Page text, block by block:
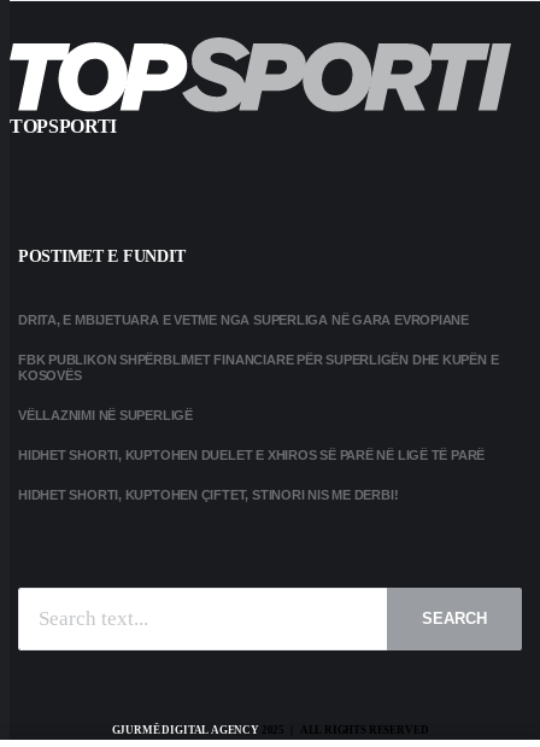
TOPSPORTI
POSTIMET E FUNDIT
DRITA, E MBIJETUARA E VETME NGA SUPERLIGA NË GARA EVROPIANE
FBK PUBLIKON SHPËRBLIMET FINANCIARE PËR SUPERLIGËN DHE KUPËN E
KOSOVËS
VËLLAZNIMI NË SUPERLIGË
HIDHET SHORTI, KUPTOHEN DUELET E XHIROS SË PARË NË LIGË TË PARË
HIDHET SHORTI, KUPTOHEN ÇIFTET, STINORI NIS ME DERBI!
SEARCH
GJURMË DIGITAL AGENCY2025 | ALL RIGHTS RESERVED